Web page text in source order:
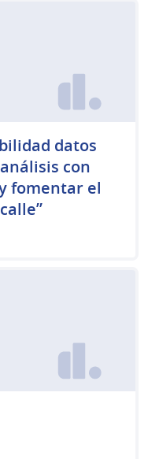
datos
con
fomentar el